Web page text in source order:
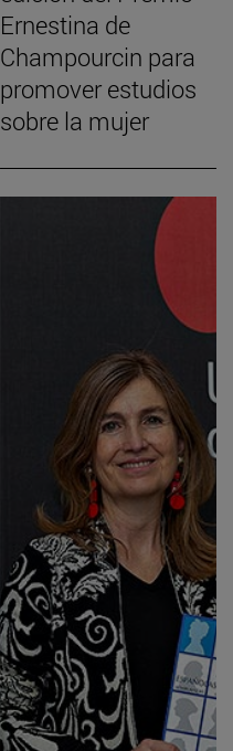
Ernestina de
Champourcin para
promover estudios
sobre la mujer